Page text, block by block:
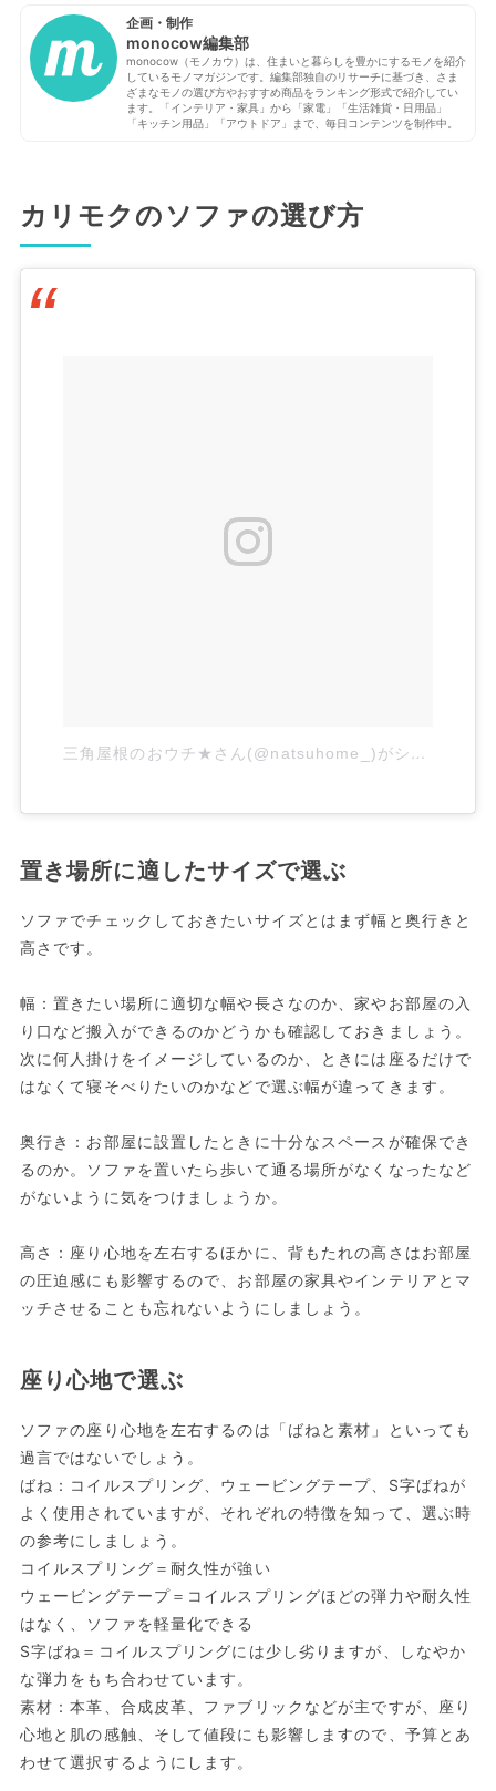
企画・制作
monocow編集部
monocow（モノカウ）は、住まいと暮らしを豊かにするモノを紹介
しているモノマガジンです。編集部独自のリサーチに基づき、さま
ざまなモノの選び方やおすすめ商品をランキング形式で紹介してい
ます。「インテリア・家具」から「家電」「生活雑貨・日用品」
「キッチン用品」「アウトドア」まで、毎日コンテンツを制作中。
カリモクのソファの選び方
三角屋根のおウチ★さん(@natsuhome_)がシェアした投稿
置き場所に適したサイズで選ぶ
ソファでチェックしておきたいサイズとはまず幅と奥行きと
高さです。
幅：置きたい場所に適切な幅や長さなのか、家やお部屋の入
り口など搬入ができるのかどうかも確認しておきましょう。
次に何人掛けをイメージしているのか、ときには座るだけで
はなくて寝そべりたいのかなどで選ぶ幅が違ってきます。
奥行き：お部屋に設置したときに十分なスペースが確保でき
るのか。ソファを置いたら歩いて通る場所がなくなったなど
がないように気をつけましょうか。
高さ：座り心地を左右するほかに、背もたれの高さはお部屋
の圧迫感にも影響するので、お部屋の家具やインテリアとマ
ッチさせることも忘れないようにしましょう。
座り心地で選ぶ
ソファの座り心地を左右するのは「ばねと素材」といっても
過言ではないでしょう。
ばね：コイルスプリング、ウェービングテープ、S字ばねが
よく使用されていますが、それぞれの特徴を知って、選ぶ時
の参考にしましょう。
コイルスプリング＝耐久性が強い
ウェービングテープ＝コイルスプリングほどの弾力や耐久性
はなく、ソファを軽量化できる
S字ばね＝コイルスプリングには少し劣りますが、しなやか
な弾力をもち合わせています。
素材：本革、合成皮革、ファブリックなどが主ですが、座り
心地と肌の感触、そして値段にも影響しますので、予算とあ
わせて選択するようにします。